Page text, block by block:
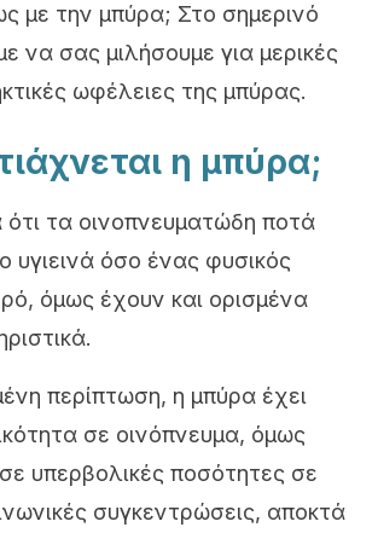
με την μπύρα; Στο σημερινό
να σας μιλήσουμε για μερικές
ωφέλειες της μπύρας.
η μπύρα;
ότι τα οινοπνευματώδη ποτά
υγιεινά όσο ένας φυσικός
όμως έχουν και ορισμένα
περίπτωση, η μπύρα έχει
σε οινόπνευμα, όμως
υπερβολικές ποσότητες σε
συγκεντρώσεις, αποκτά